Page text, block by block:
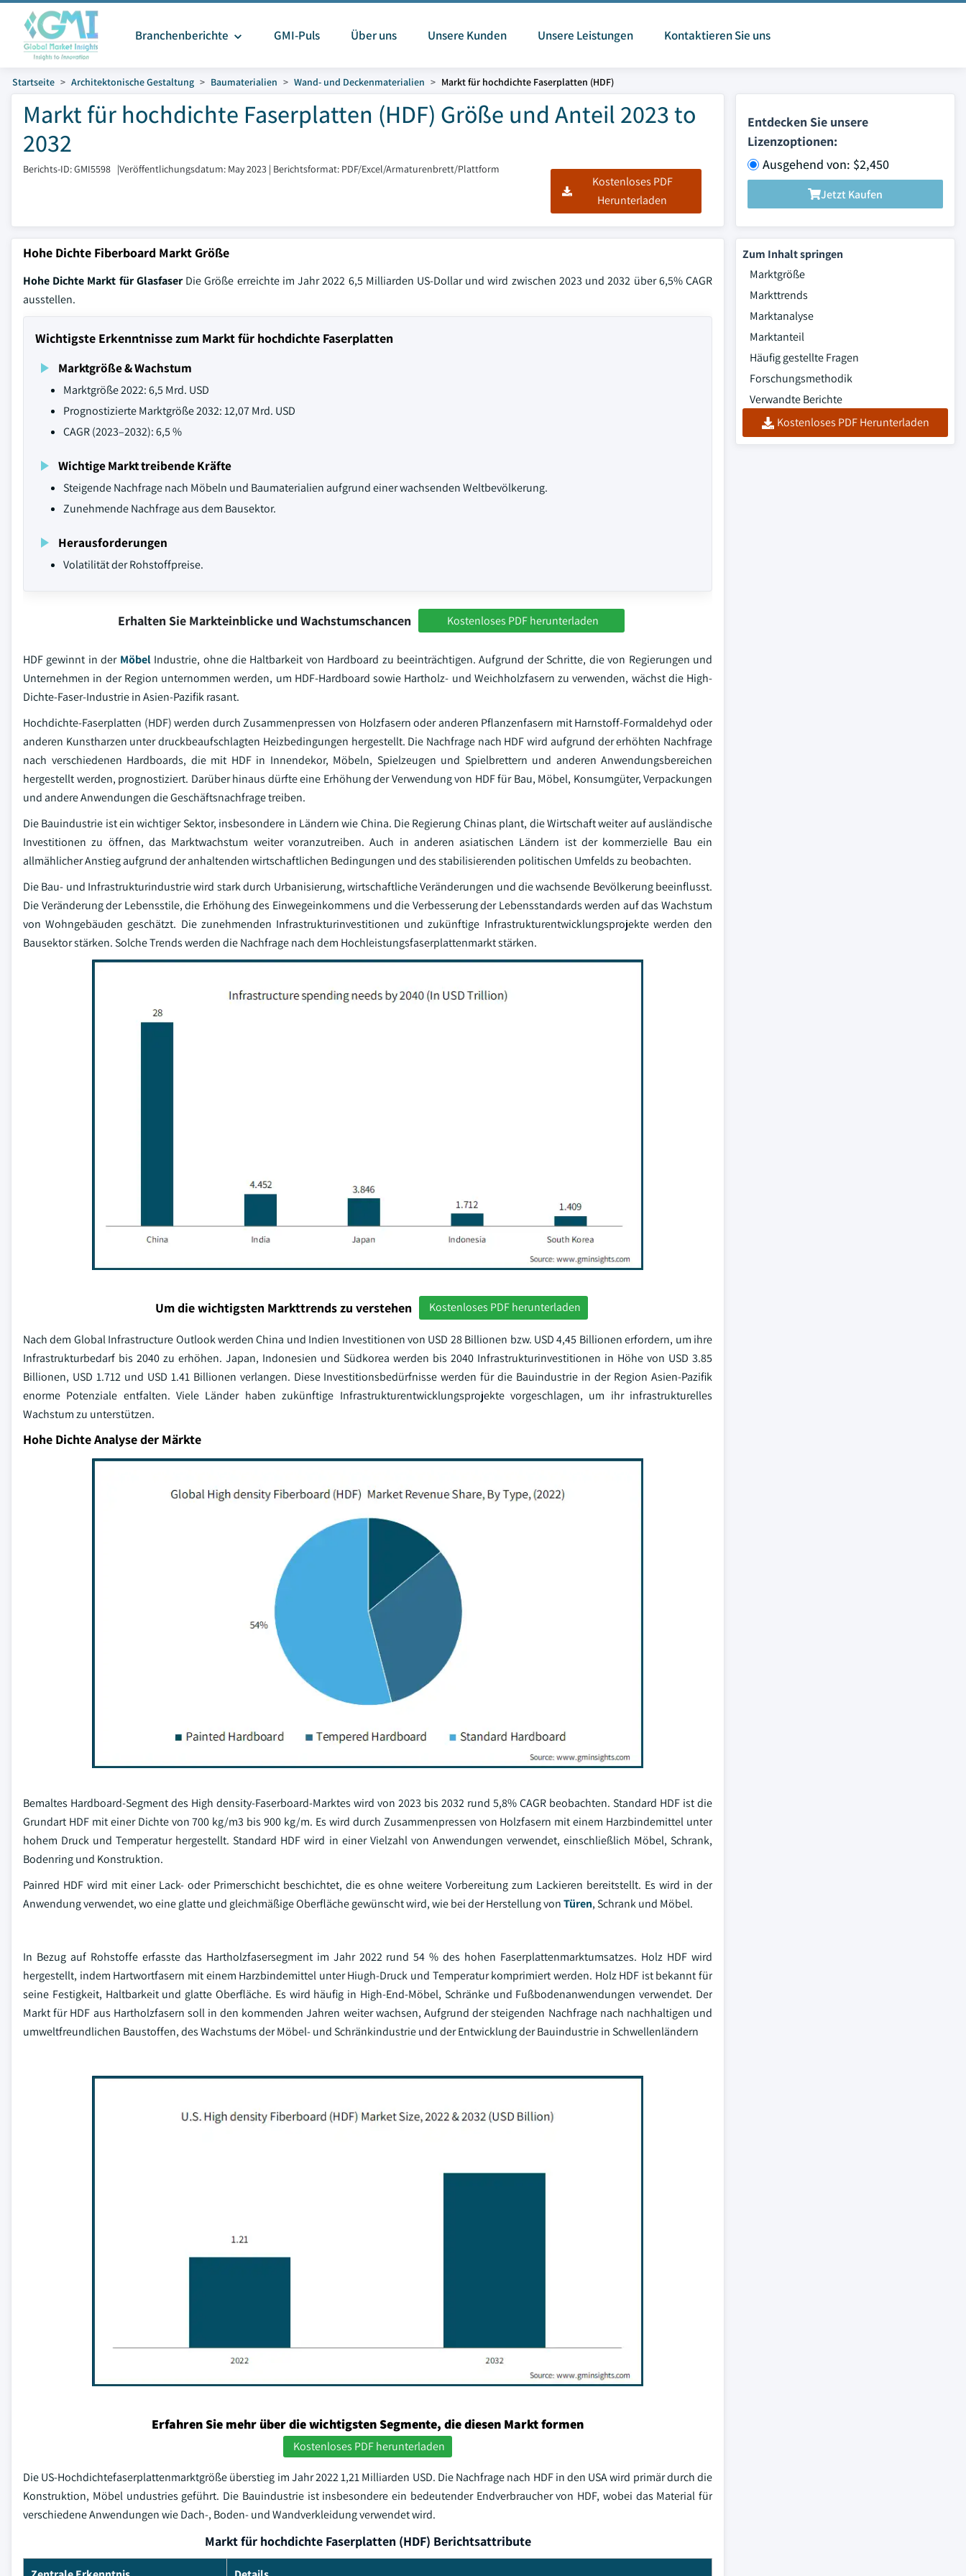
Branchenberichte GMI-Puls Über uns Unsere Kunden Unsere Leistungen Kontaktieren Sie uns
Startseite Architektonische Gestaltung Baumaterialien Wand- und Deckenmaterialien Markt für hochdichte Faserplatten (HDF)
Markt für hochdichte Faserplatten (HDF) Größe und Anteil 2023 to
2032
Berichts-ID: GMI5598 |Veröffentlichungsdatum: May 2023 | Berichtsformat: PDF/Excel/Armaturenbrett/Plattform
Kostenloses PDF
Herunterladen
Entdecken Sie unsere
Lizenzoptionen:
Ausgehend von: $2,450
Jetzt Kaufen
Hohe Dichte Fiberboard Markt Größe
Hohe Dichte Markt für GlasfaserDie Größe erreichte im Jahr 2022 6,5 Milliarden US-Dollar und wird zwischen 2023 und 2032 über 6,5% CAGR
ausstellen.
Wichtigste Erkenntnisse zum Markt für hochdichte Faserplatten
Marktgröße & Wachstum
Marktgröße 2022: 6,5 Mrd. USD
Prognostizierte Marktgröße 2032: 12,07 Mrd. USD
CAGR (2023–2032): 6,5 %
Wichtige Markt treibende Kräfte
Steigende Nachfrage nach Möbeln und Baumaterialien aufgrund einer wachsenden Weltbevölkerung.
Zunehmende Nachfrage aus dem Bausektor.
Herausforderungen
Volatilität der Rohstoffpreise.
Erhalten Sie Markteinblicke und Wachstumschancen Kostenloses PDF herunterladen
HDF gewinnt in der MöbelIndustrie, ohne die Haltbarkeit von Hardboard zu beeinträchtigen. Aufgrund der Schritte, die von Regierungen und
Unternehmen in der Region unternommen werden, um HDF-Hardboard sowie Hartholz- und Weichholzfasern zu verwenden, wächst die High-
Dichte-Faser-Industrie in Asien-Pazifik rasant.
Hochdichte-Faserplatten (HDF) werden durch Zusammenpressen von Holzfasern oder anderen Pflanzenfasern mit Harnstoff-Formaldehyd oder
anderen Kunstharzen unter druckbeaufschlagten Heizbedingungen hergestellt. Die Nachfrage nach HDF wird aufgrund der erhöhten Nachfrage
nach verschiedenen Hardboards, die mit HDF in Innendekor, Möbeln, Spielzeugen und Spielbrettern und anderen Anwendungsbereichen
hergestellt werden, prognostiziert. Darüber hinaus dürfte eine Erhöhung der Verwendung von HDF für Bau, Möbel, Konsumgüter, Verpackungen
und andere Anwendungen die Geschäftsnachfrage treiben.
Die Bauindustrie ist ein wichtiger Sektor, insbesondere in Ländern wie China. Die Regierung Chinas plant, die Wirtschaft weiter auf ausländische
Investitionen zu öffnen, das Marktwachstum weiter voranzutreiben. Auch in anderen asiatischen Ländern ist der kommerzielle Bau ein
allmählicher Anstieg aufgrund der anhaltenden wirtschaftlichen Bedingungen und des stabilisierenden politischen Umfelds zu beobachten.
Die Bau- und Infrastrukturindustrie wird stark durch Urbanisierung, wirtschaftliche Veränderungen und die wachsende Bevölkerung beeinflusst.
Die Veränderung der Lebensstile, die Erhöhung des Einwegeinkommens und die Verbesserung der Lebensstandards werden auf das Wachstum
von Wohngebäuden geschätzt. Die zunehmenden Infrastrukturinvestitionen und zukünftige Infrastrukturentwicklungsprojekte werden den
Bausektor stärken. Solche Trends werden die Nachfrage nach dem Hochleistungsfaserplattenmarkt stärken.
Um die wichtigsten Markttrends zu verstehen Kostenloses PDF herunterladen
Nach dem Global Infrastructure Outlook werden China und Indien Investitionen von USD 28 Billionen bzw. USD 4,45 Billionen erfordern, um ihre
Infrastrukturbedarf bis 2040 zu erhöhen. Japan, Indonesien und Südkorea werden bis 2040 Infrastrukturinvestitionen in Höhe von USD 3.85
Billionen, USD 1.712 und USD 1.41 Billionen verlangen. Diese Investitionsbedürfnisse werden für die Bauindustrie in der Region Asien-Pazifik
enorme Potenziale entfalten. Viele Länder haben zukünftige Infrastrukturentwicklungsprojekte vorgeschlagen, um ihr infrastrukturelles
Wachstum zu unterstützen.
Hohe Dichte Analyse der Märkte
Bemaltes Hardboard-Segment des High density-Faserboard-Marktes wird von 2023 bis 2032 rund 5,8% CAGR beobachten. Standard HDF ist die
Grundart HDF mit einer Dichte von 700 kg/m3 bis 900 kg/m. Es wird durch Zusammenpressen von Holzfasern mit einem Harzbindemittel unter
hohem Druck und Temperatur hergestellt. Standard HDF wird in einer Vielzahl von Anwendungen verwendet, einschließlich Möbel, Schrank,
Bodenring und Konstruktion.
Painred HDF wird mit einer Lack- oder Primerschicht beschichtet, die es ohne weitere Vorbereitung zum Lackieren bereitstellt. Es wird in der
Anwendung verwendet, wo eine glatte und gleichmäßige Oberfläche gewünscht wird, wie bei der Herstellung vonTüren, Schrank und Möbel.
In Bezug auf Rohstoffe erfasste das Hartholzfasersegment im Jahr 2022 rund 54 % des hohen Faserplattenmarktumsatzes. Holz HDF wird
hergestellt, indem Hartwortfasern mit einem Harzbindemittel unter Hiugh-Druck und Temperatur komprimiert werden. Holz HDF ist bekannt für
seine Festigkeit, Haltbarkeit und glatte Oberfläche. Es wird häufig in High-End-Möbel, Schränke und Fußbodenanwendungen verwendet. Der
Markt für HDF aus Hartholzfasern soll in den kommenden Jahren weiter wachsen, Aufgrund der steigenden Nachfrage nach nachhaltigen und
umweltfreundlichen Baustoffen, des Wachstums der Möbel- und Schränkindustrie und der Entwicklung der Bauindustrie in Schwellenländern
Erfahren Sie mehr über die wichtigsten Segmente, die diesen Markt formen
Kostenloses PDF herunterladen
Die US-Hochdichtefaserplattenmarktgröße überstieg im Jahr 2022 1,21 Milliarden USD. Die Nachfrage nach HDF in den USA wird primär durch die
Konstruktion, Möbel undustries geführt. Die Bauindustrie ist insbesondere ein bedeutender Endverbraucher von HDF, wobei das Material für
verschiedene Anwendungen wie Dach-, Boden- und Wandverkleidung verwendet wird.
Markt für hochdichte Faserplatten (HDF) Berichtsattribute
Zum Inhalt springen
Marktgröße
Markttrends
Marktanalyse
Marktanteil
Häufig gestellte Fragen
Forschungsmethodik
Verwandte Berichte
Kostenloses PDF Herunterladen